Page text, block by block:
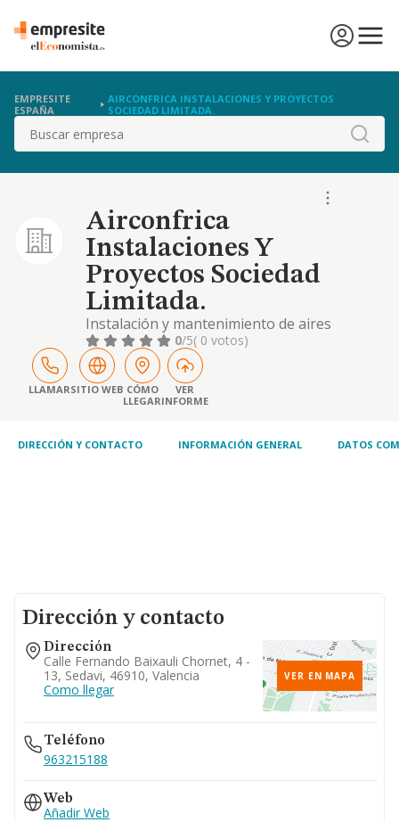
EMPRESITE
ESPAÑA
AIRCONFRICA INSTALACIONES Y PROYECTOS
SOCIEDAD LIMITADA.
Buscar
Airconfrica
Instalaciones Y
Proyectos Sociedad
Limitada.
Instalación y mantenimiento de aires
acondicionados, suelos radiantes y por
conductos.
0/5( 0 votos)
LLAMARSITIO WEB CÓMO
LLEGAR
VER
INFORME
DIRECCIÓN Y CONTACTO INFORMACIÓN GENERAL DATOS
Dirección y contacto
Dirección
Calle Fernando Baixauli Chornet, 4 -
13, Sedavi, 46910, Valencia
Como llegar
VER EN MAPA
Teléfono
963215188
Web
Añadir Web